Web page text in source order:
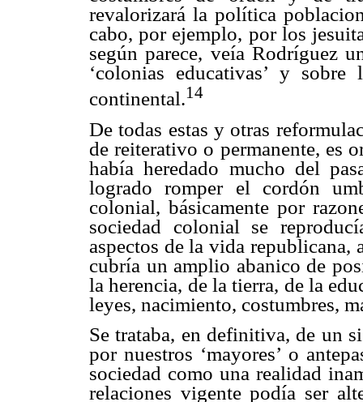
revalorizará la política
cabo, por ejemplo, por los
según parece, veía Rodríguez
‘colonias educativas’ y
continental.14
De todas estas y otras
de reiterativo o permanente, es
había heredado mucho del
logrado romper el cordón
colonial, básicamente por
sociedad colonial se
aspectos de la vida republicana,
cubría un amplio abanico de
la herencia, de la tierra, de la
leyes, nacimiento, costumbres,
Se trataba, en definitiva, de un
por nuestros ‘mayores’ o
sociedad como una realidad
relaciones vigente podía ser